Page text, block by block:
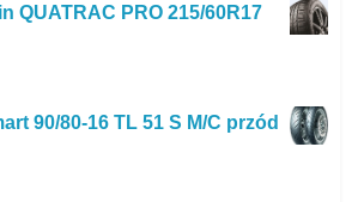
QUATRAC PRO 215/60R17
90/80-16 TL 51 S M/C przód